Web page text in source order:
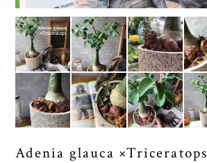
Adenia glauca ×Triceratops